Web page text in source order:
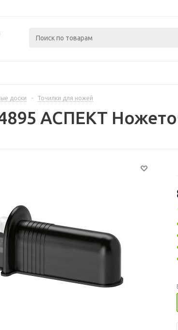
доски - Точилки для ножей
АСПЕКТ